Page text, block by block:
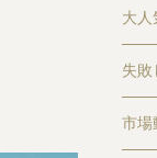
大人
失敗
市場